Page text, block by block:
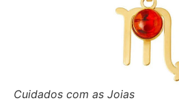
Cuidados com as Joias